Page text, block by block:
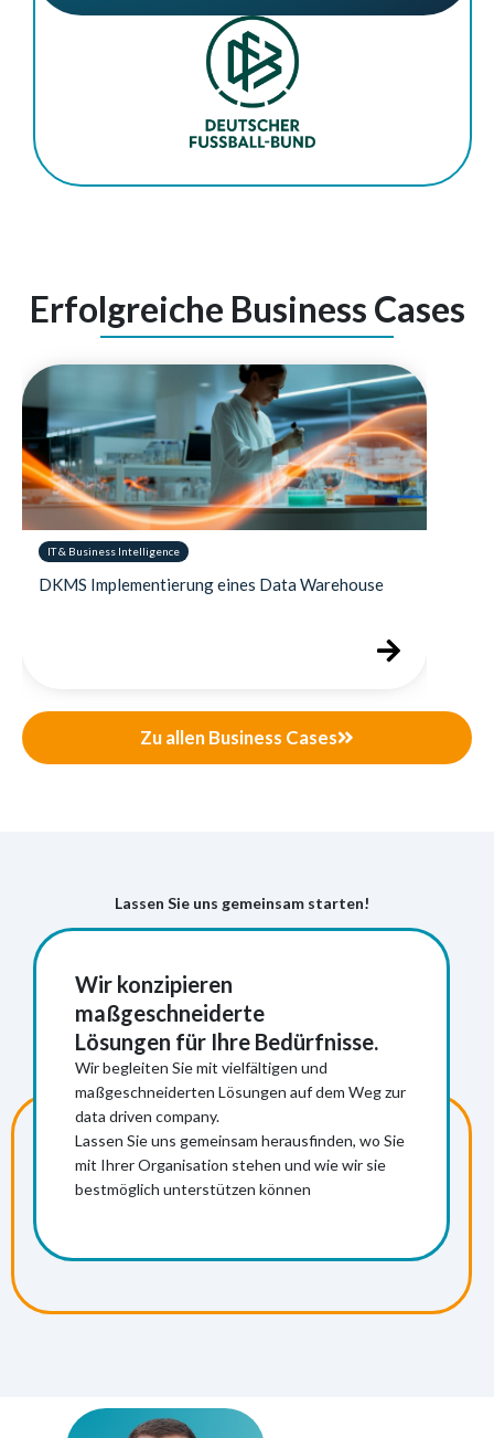
Erfolgreiche Business Cases
IT & Business Intelligence
DKMS Implementierung eines Data Warehouse
Zu allen Business Cases
Lassen Sie uns gemeinsam starten!
Wir konzipieren
maßgeschneiderte
Lösungen für Ihre Bedürfnisse.
Wir begleiten Sie mit vielfältigen und
maßgeschneiderten Lösungen auf dem Weg zur
data driven company.
Lassen Sie uns gemeinsam herausfinden, wo Sie
mit Ihrer Organisation stehen und wie wir sie
bestmöglich unterstützen können
Mehr Informationen